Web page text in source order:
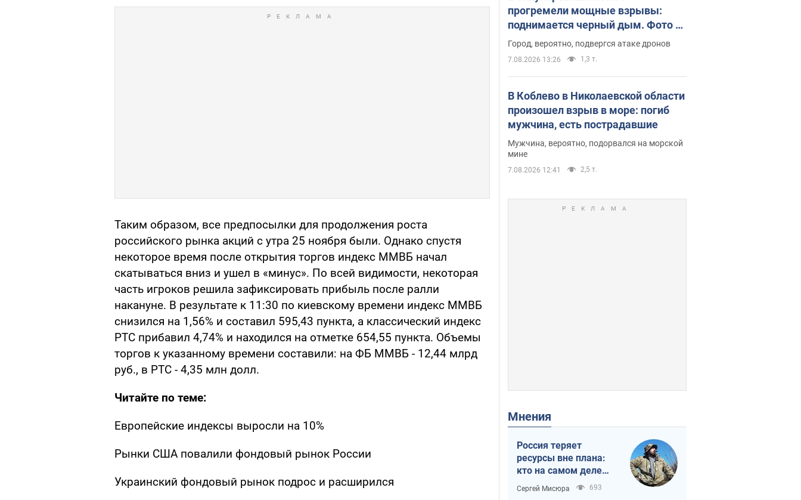
Таким образом, все предпосылки для продолжения роста
российского рынка акций с утра 25 ноября были. Однако спустя
некоторое время после открытия торгов индекс ММВБ начал
скатываться вниз и ушел в «минус». По всей видимости, некоторая
часть игроков решила зафиксировать прибыль после ралли
накануне. В результате к 11:30 по киевскому времени индекс ММВБ
снизился на 1,56% и составил 595,43 пункта, а классический индекс
РТС прибавил 4,74% и находился на отметке 654,55 пункта. Объемы
торгов к указанному времени составили: на ФБ ММВБ - 12,44 млрд
руб., в РТС - 4,35 млн долл.
Читайте по теме:
Европейские индексы выросли на 10%
Рынки США повалили фондовый рынок России
Украинский фондовый рынок подрос и расширился
прогремели мощные взрывы:
поднимается черный дым. Фото и
видео
Город, вероятно, подвергся атаке дронов
7.08.2026 13:26 1,3 т.
В Коблево в Николаевской области
произошел взрыв в море: погиб
мужчина, есть пострадавшие
Мужчина, вероятно, подорвался на морской
мине
7.08.2026 12:41 2,5 т.
Мнения
Россия теряет
ресурсы вне плана:
кто на самом деле
диктует темп войны
Сергей Мисюра 693